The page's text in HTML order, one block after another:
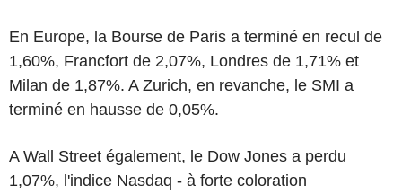
En Europe, la Bourse de Paris a terminé en recul de
1,60%, Francfort de 2,07%, Londres de 1,71% et
Milan de 1,87%. A Zurich, en revanche, le SMI a
terminé en hausse de 0,05%.
A Wall Street également, le Dow Jones a perdu
1,07%, l'indice Nasdaq - à forte coloration